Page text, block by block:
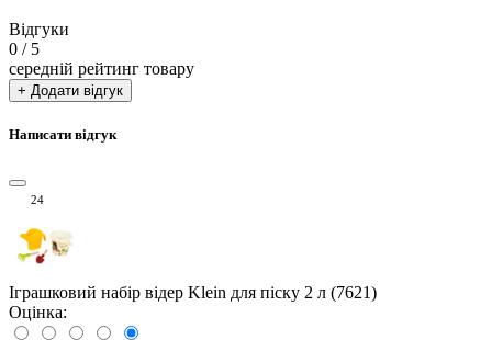
Відгуки
0 / 5
середній рейтинг товару
+ Додати відгук
Написати відгук
24
Іграшковий набір відер Klein для піску 2 л (7621)
Оцінка: